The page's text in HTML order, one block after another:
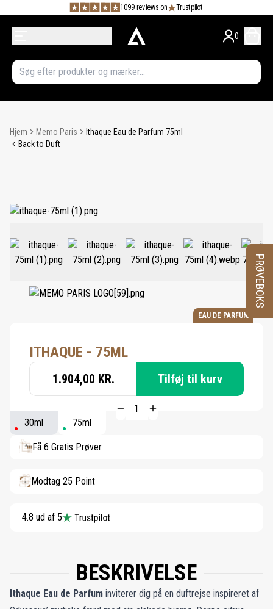
1099 reviews on Trustpilot
0
Hjem Memo Paris
Ithaque Eau de Parfum 75ml
Back to Duft
EAU DE PARFUM
ITHAQUE - 75ML
1.904,00 KR. Tilføj til kurv
30ml 75ml
Få 6 Gratis Prøver
Modtag 25 Point
4.8 ud af 5
BESKRIVELSE
Ithaque Eau de Parfum inviterer dig på en duftrejse inspireret af
PRØVEBOKS